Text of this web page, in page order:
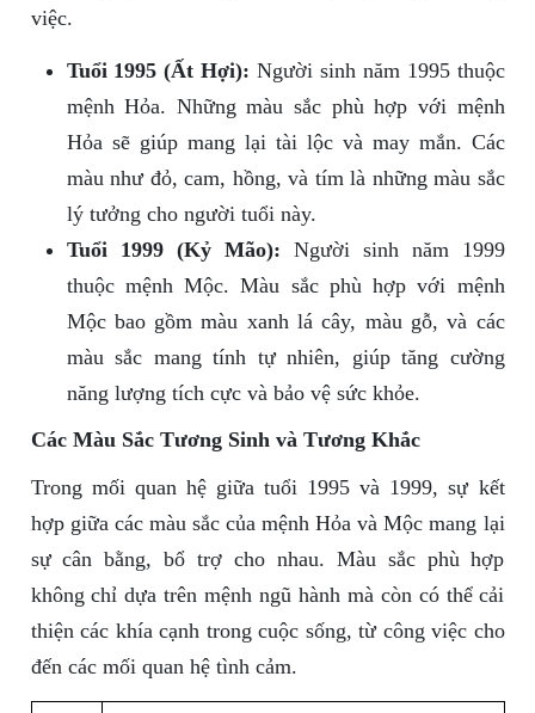
việc.
Tuổi 1995 (Ất Hợi): Người sinh năm 1995 thuộc
mệnh Hỏa. Những màu sắc phù hợp với mệnh
Hỏa sẽ giúp mang lại tài lộc và may mắn. Các
màu như đỏ, cam, hồng, và tím là những màu sắc
lý tưởng cho người tuổi này.
Tuổi 1999 (Kỷ Mão): Người sinh năm 1999
thuộc mệnh Mộc. Màu sắc phù hợp với mệnh
Mộc bao gồm màu xanh lá cây, màu gỗ, và các
màu sắc mang tính tự nhiên, giúp tăng cường
năng lượng tích cực và bảo vệ sức khỏe.
Các Màu Sắc Tương Sinh và Tương Khắc
Trong mối quan hệ giữa tuổi 1995 và 1999, sự kết
hợp giữa các màu sắc của mệnh Hỏa và Mộc mang lại
sự cân bằng, bổ trợ cho nhau. Màu sắc phù hợp
không chỉ dựa trên mệnh ngũ hành mà còn có thể cải
thiện các khía cạnh trong cuộc sống, từ công việc cho
đến các mối quan hệ tình cảm.